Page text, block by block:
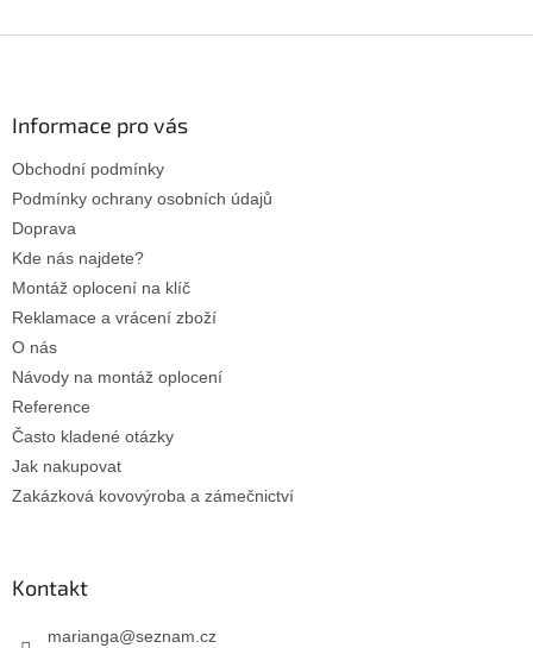
Informace pro vás
Obchodní podmínky
Podmínky ochrany osobních údajů
Doprava
Kde nás najdete?
Montáž oplocení na klíč
Reklamace a vrácení zboží
O nás
Návody na montáž oplocení
Reference
Často kladené otázky
Jak nakupovat
Zakázková kovovýroba a zámečnictví
Kontakt
marianga@seznam.cz